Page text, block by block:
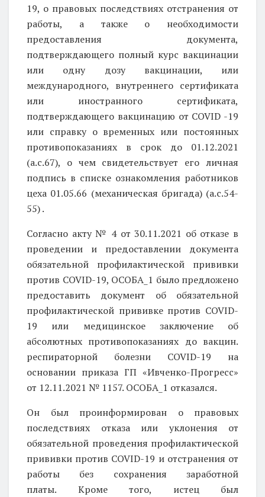
19, о правовых последствиях отстранения от
работы, а также о необходимости
предоставления документа,
подтверждающего полный курс вакцинации
или одну дозу вакцинации, или
международного, внутреннего сертификата
или иностранного сертификата,
подтверждающего вакцинацию от COVID -19
или справку о временных или постоянных
противопоказаниях в срок до 01.12.2021
(а.с.67), о чем свидетельствует его личная
подпись в списке ознакомления работников
цеха 01.05.66 (механическая бригада) (а.с.54-
55) .
Согласно акту № 4 от 30.11.2021 об отказе в
проведении и предоставлении документа
обязательной профилактической прививки
против COVID-19, ОСОБА_1 было предложено
предоставить документ об обязательной
профилактической прививке против COVID-
19 или медицинское заключение об
абсолютных противопоказаниях до вакцин.
респираторной болезни COVID-19 на
основании приказа ГП «Ивченко-Прогресс»
от 12.11.2021 № 1157. ОСОБА_1 отказался.
Он был проинформирован о правовых
последствиях отказа или уклонения от
обязательной проведения профилактической
прививки против COVID-19 и отстранения от
работы без сохранения заработной
платы. Кроме того, истец был